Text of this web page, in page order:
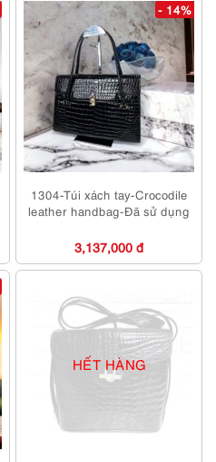
- 14%
1304-Túi xách tay-Crocodile
leather handbag-Đã sử dụng
3,137,000 đ
HẾT HÀNG